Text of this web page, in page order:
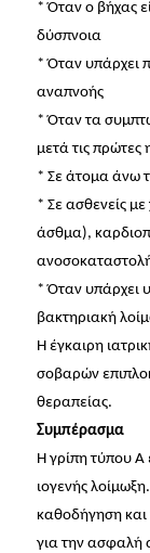
* Όταν ο βήχας
δύσπνοια
* Όταν υπάρχει
αναπνοής
* Όταν τα
μετά τις πρώτες
* Σε άτομα άνω
* Σε ασθενείς
άσθμα),
* Όταν υπάρχει
βακτηριακή
Η έγκαιρη
σοβαρών
θεραπείας.
Συμπέρασμα
Η γρίπη τύπου Α
ιογενής
καθοδήγηση
για την ασφαλή